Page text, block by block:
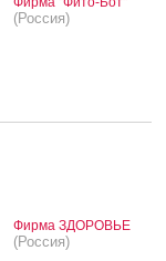
(Россия)
Фирма ЗДОРОВЬЕ
(Россия)